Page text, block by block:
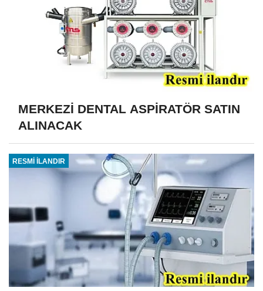
MERKEZİ DENTAL ASPİRATÖR SATIN
ALINACAK
RESMİ İLANDIR